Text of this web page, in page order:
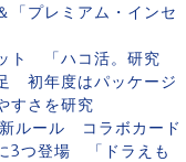
「プレミアム・インセ
ト 「ハコ活。研究
初年度はパッケージ
すさを研究
ルール コラボカード
3つ登場 「ドラえも